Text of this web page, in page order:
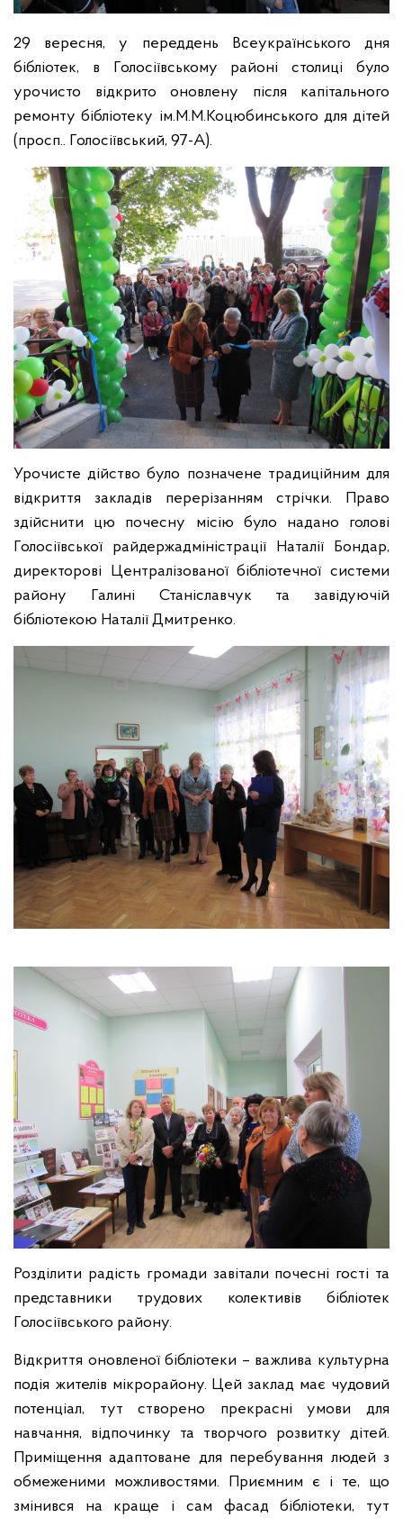
29 вересня, у переддень Всеукраїнського дня
бібліотек, в Голосіївському районі столиці було
урочисто відкрито оновлену після капітального
ремонту бібліотеку ім.М.М.Коцюбинського для дітей
(просп.. Голосіївський, 97-А).
Урочисте дійство було позначене традиційним для
відкриття закладів перерізанням стрічки. Право
здійснити цю почесну місію було надано голові
Голосіївської райдержадміністрації Наталії Бондар,
директорові Централізованої бібліотечної системи
району Галині Станіславчук та завідуючій
бібліотекою Наталії Дмитренко.
Розділити радість громади завітали почесні гості та
представники трудових колективів бібліотек
Голосіївського району.
Відкриття оновленої бібліотеки – важлива культурна
подія жителів мікрорайону. Цей заклад має чудовий
потенціал, тут створено прекрасні умови для
навчання, відпочинку та творчого розвитку дітей.
Приміщення адаптоване для перебування людей з
обмеженими можливостями. Приємним є і те, що
змінився на краще і сам фасад бібліотеки, тут